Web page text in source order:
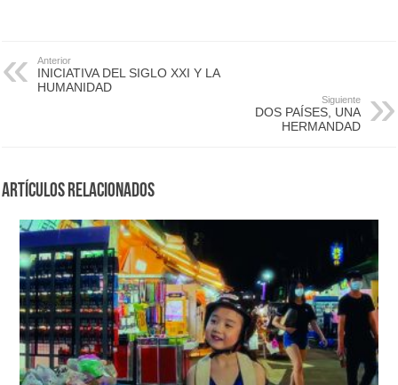
Anterior
INICIATIVA DEL SIGLO XXI Y LA
HUMANIDAD
Siguiente
DOS PAÍSES, UNA
HERMANDAD
Artículos Relacionados